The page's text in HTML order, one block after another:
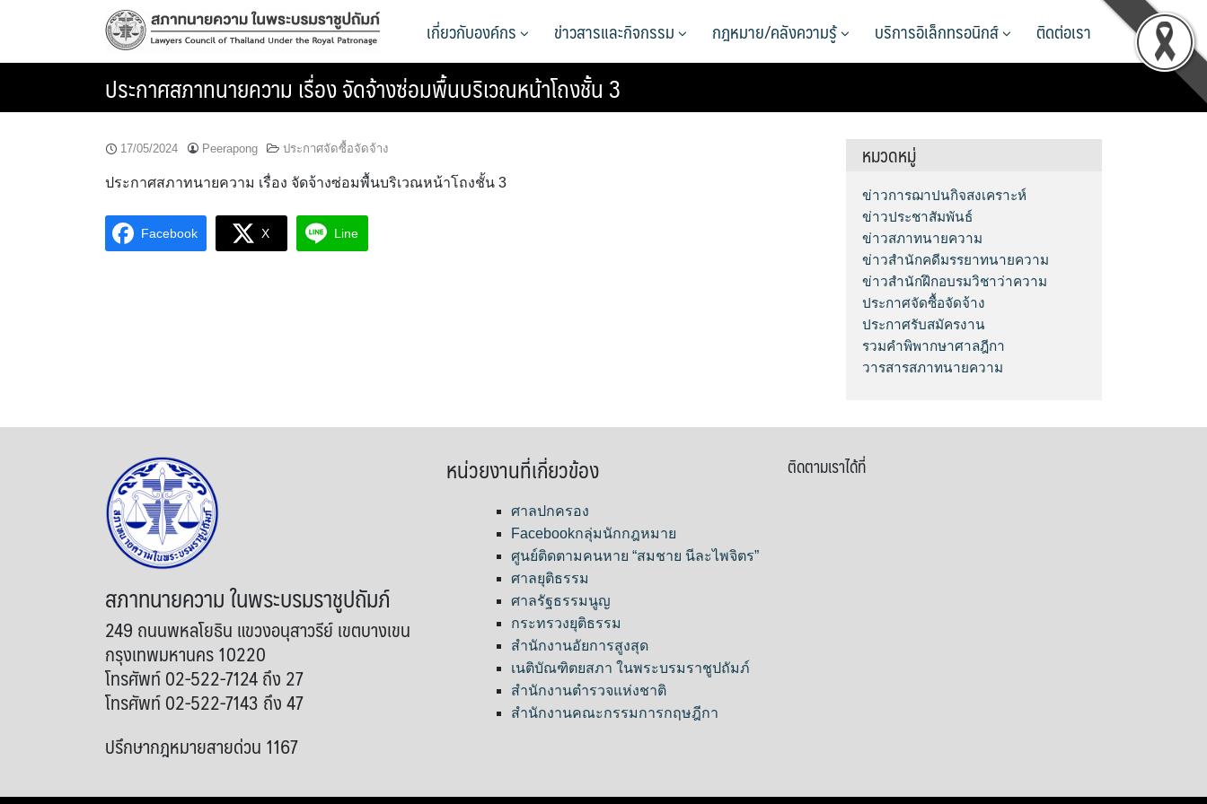
เกี่ยวกับองค์กร ข่าวสารและกิจกรรม กฎหมาย/คลังความรู้ บริการอิเล็กทรอนิกส์ ติดต่อเรา
ประกาศสภาทนายความ เรื่อง จัดจ้างซ่อมพื้นบริเวณหน้าโถงชั้น 3
17/05/2024 Peerapong ประกาศจัดซื้อจัดจ้าง
ประกาศสภาทนายความ เรื่อง จัดจ้างซ่อมพื้นบริเวณหน้าโถงชั้น 3
Facebook X Line
หมวดหมู่
ข่าวการฌาปนกิจสงเคราะห์
ข่าวประชาสัมพันธ์
ข่าวสภาทนายความ
ข่าวสำนักคดีมรรยาทนายความ
ข่าวสำนักฝึกอบรมวิชาว่าความ
ประกาศจัดซื้อจัดจ้าง
ประกาศรับสมัครงาน
รวมคำพิพากษาศาลฎีกา
วารสารสภาทนายความ
สภาทนายความ ในพระบรมราชูปถัมภ์
249 ถนนพหลโยธิน แขวงอนุสาวรีย์ เขตบางเขน
กรุงเทพมหานคร 10220
โทรศัพท์ 02-522-7124 ถึง 27
โทรศัพท์ 02-522-7143 ถึง 47
ปรึกษากฎหมายสายด่วน 1167
หน่วยงานที่เกี่ยวข้อง
ศาลปกครอง
Facebookกลุ่มนักกฎหมาย
ศูนย์ติดตามคนหาย “สมชาย นีละไพจิตร”
ศาลยุติธรรม
ศาลรัฐธรรมนูญ
กระทรวงยุติธรรม
สำนักงานอัยการสูงสุด
เนติบัณฑิตยสภา ในพระบรมราชูปถัมภ์
สำนักงานตำรวจแห่งชาติ
สำนักงานคณะกรรมการกฤษฎีกา
ติดตามเราได้ที่